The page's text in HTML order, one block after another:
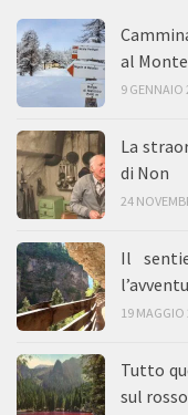
al
9 GENNAIO
La
di Non
24
Il
19 MAGGIO
Tutto
sul